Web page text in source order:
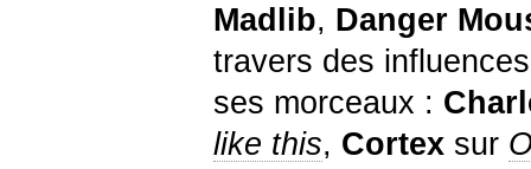
Madlib, Danger
travers des
ses morceaux :
like this, Cortex sur